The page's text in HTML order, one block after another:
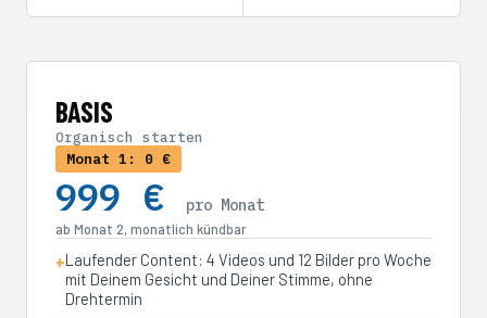
BASIS
Organisch starten
Monat 1: 0 €
999 € pro Monat
ab Monat 2, monatlich kündbar
Laufender Content: 4 Videos und 12 Bilder pro Woche
mit Deinem Gesicht und Deiner Stimme, ohne
Drehtermin